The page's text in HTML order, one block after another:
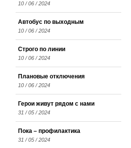
10 / 06 / 2024
Автобус по выходным
10 / 06 / 2024
Строго по линии
10 / 06 / 2024
Плановые отключения
10 / 06 / 2024
Герои живут рядом с нами
31 / 05 / 2024
Пока – профилактика
31 / 05 / 2024